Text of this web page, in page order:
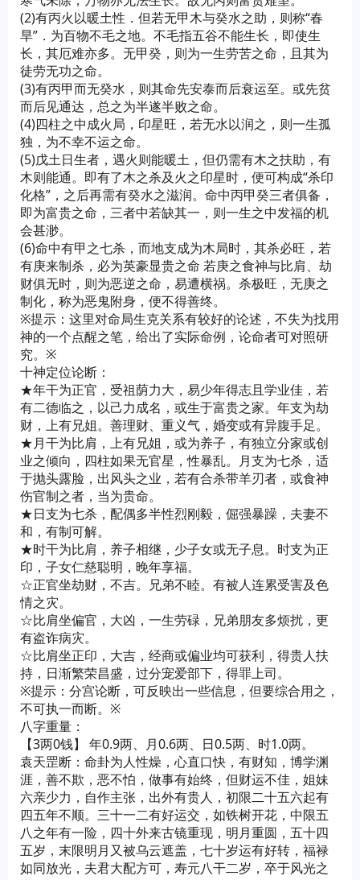
(2)有丙火以暖土性．但若无甲木与癸水之助，则称“春
旱”．为百物不毛之地。不毛指五谷不能生长，即使生
长，其厄难亦多。无甲癸，则为一生劳苦之命，且其为
徒劳无功之命。
(3)有丙甲而无癸水，则其命先安泰而后衰运至。或先贫
而后见通达，总之为半遂半败之命。
(4)四柱之中成火局，印星旺，若无水以润之，则一生孤
独，为不幸不运之命。
(5)戊土日生者，遇火则能暖土，但仍需有木之扶助，有
木则能通。即有了木之杀及火之印星时，便可构成“杀印
化格”，之后再需有癸水之滋润。命中丙甲癸三者俱备，
即为富贵之命，三者中若缺其一，则一生之中发福的机
会甚渺。
(6)命中有甲之七杀，而地支成为木局时，其杀必旺，若
有庚来制杀，必为英豪显贵之命 若庚之食神与比肩、劫
财俱无时，则为恶逆之命，易遭横祸。杀极旺，无庚之
制化，称为恶鬼附身，便不得善终。
※提示：这里对命局生克关系有较好的论述，不失为找用
神的一个点醒之笔，给出了实际命例，论命者可对照研
究。※
十神定位论断：
★年干为正官，受祖荫力大，易少年得志且学业佳，若
有二德临之，以己力成名，或生于富贵之家。年支为劫
财，上有兄姐。善理财、重义气，婚变或有异腹手足。
★月干为比肩，上有兄姐，或为养子，有独立分家或创
业之倾向，四柱如果无官星，性暴乱。月支为七杀，适
于抛头露脸，出风头之业，若有合杀带羊刃者，或食神
伤官制之者，当为贵命。
★日支为七杀，配偶多半性烈刚毅，倔强暴躁，夫妻不
和，有制可解。
★时干为比肩，养子相继，少子女或无子息。时支为正
印，子女仁慈聪明，晚年享福。
☆正官坐劫财，不吉。兄弟不睦。有被人连累受害及色
情之灾。
☆比肩坐偏官，大凶，一生劳碌，兄弟朋友多烦扰，更
有盗诈病灾。
☆比肩坐正印，大吉，经商或偏业均可获利，得贵人扶
持，日渐繁荣昌盛，过分宠爱部下，得罪上司。
※提示：分宫论断，可反映出一些信息，但要综合用之，
不可执一而断。※
八字重量：
【3两0钱】 年0.9两、月0.6两、日0.5两、时1.0两。
袁天罡断：命卦为人性燥，心直口快，有财知，博学渊
涯，善不欺，恶不怕，做事有始终，但财运不佳，姐妹
六亲少力，自作主张，出外有贵人，初限二十五六起有
四五年不顺。三十一二有好运交，如铁树开花，中限五
八之年有一险，四十外来古镜重现，明月重圆，五十四
五岁，末限明月又被乌云遮盖，七十岁运有好转，福禄
如同放光，夫君大配方可，寿元八干二岁，卒于风光之